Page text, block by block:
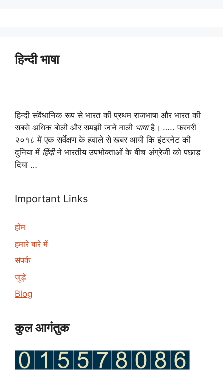
हिन्दी भाषा
हिन्दी संवैधानिक रूप से भारत की प्रथम राजभाषा और भारत की
सबसे अधिक बोली और समझी जाने वाली भाषाहै। ….. फरवरी
२०१८ में एक सर्वेक्षण के हवाले से खबर आयी कि इंटरनेट की
दुनिया में हिंदीने भारतीय उपभोक्ताओं के बीच अंग्रेजी को पछाड़
दिया …
Important Links
होम
हमारे बारे में
संपर्क
जुड़े
Blog
कुल आगंतुक